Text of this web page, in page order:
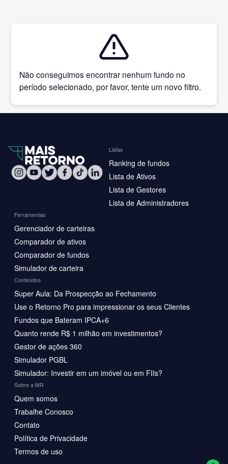
Não conseguimos encontrar nenhum fundo no
período selecionado, por favor, tente um novo filtro.
Listas
Ranking de fundos
Lista de Ativos
Lista de Gestores
Lista de Administradores
Ferramentas
Gerenciador de carteiras
Comparador de ativos
Comparador de fundos
Simulador de carteira
Conteúdos
Super Aula: Da Prospecção ao Fechamento
Use o Retorno Pro para impressionar os seus Clientes
Fundos que Bateram IPCA+6
Quanto rende R$ 1 milhão em investimentos?
Gestor de ações 360
Simulador PGBL
Simulador: Investir em um imóvel ou em FIIs?
Sobre a MR
Quem somos
Trabalhe Conosco
Contato
Política de Privacidade
Termos de uso